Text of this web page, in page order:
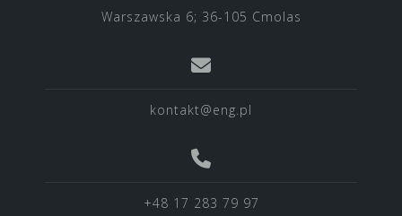
Warszawska 6; 36-105 Cmolas
kontakt@eng.pl
+48 17 283 79 97